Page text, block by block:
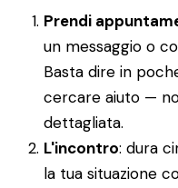
Prendi
un messaggio o
Basta dire in
cercare aiuto —
dettagliata.
L'incontro: dura
la tua situazione